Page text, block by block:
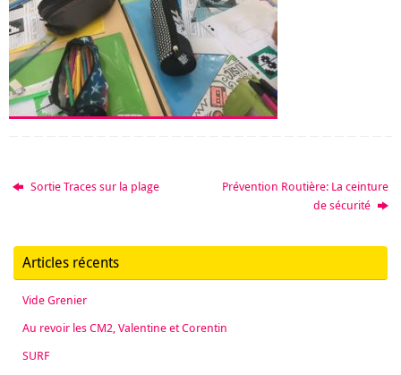
Sortie Traces sur la plage
Prévention Routière: La ceinture
de sécurité
Articles récents
Vide Grenier
Au revoir les CM2, Valentine et Corentin
SURF